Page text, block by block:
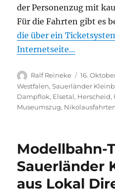
der Personenzug mit
Für die Fahrten gibt es
die über ein
Internetseite…
Autor
Ralf Reineke
am
16.
Westfalen,Sauerländer
Dampflok, Elsetal, Herscheid,
Museumszug,
Modellbahn-
Sauerländer
aus Lokal